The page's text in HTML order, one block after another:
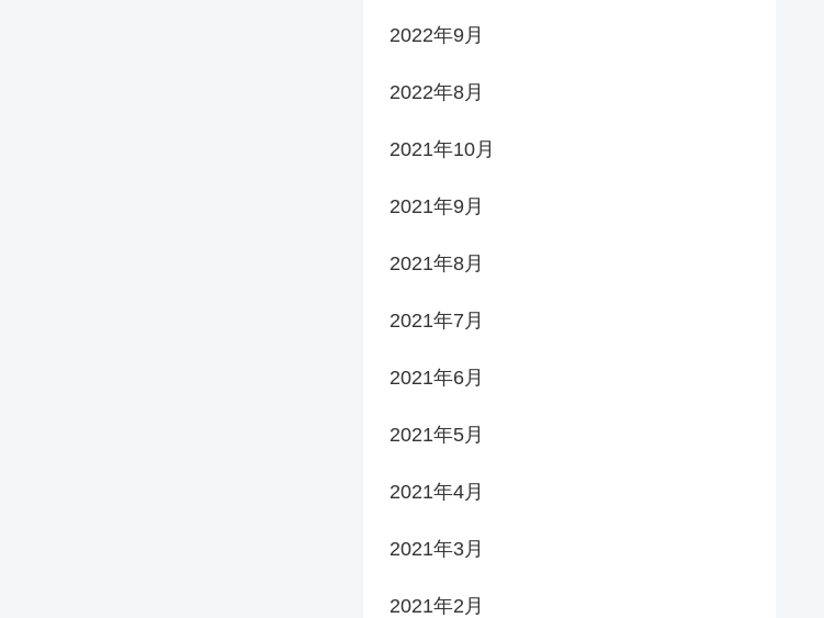
2022年9月
2022年8月
2021年10月
2021年9月
2021年8月
2021年7月
2021年6月
2021年5月
2021年4月
2021年3月
2021年2月